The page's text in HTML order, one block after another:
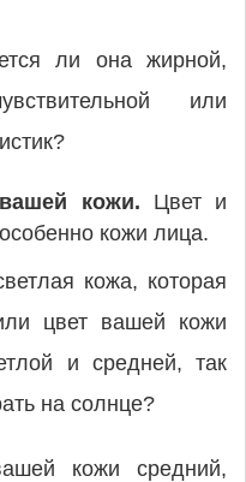
ли она жирной,
или
кожи. Цвет и
кожи лица.
кожа, которая
цвет вашей кожи
и средней, так
на солнце?
кожи средний,